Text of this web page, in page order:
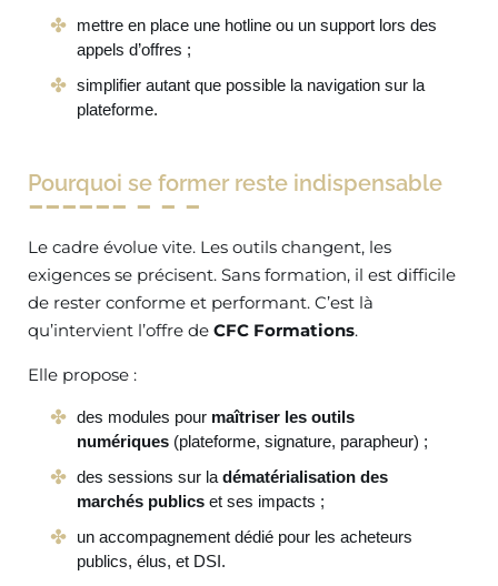
mettre en place une hotline ou un support lors des
appels d’offres ;
simplifier autant que possible la navigation sur la
plateforme.
Pourquoi se former reste indispensable
Le cadre évolue vite. Les outils changent, les
exigences se précisent. Sans formation, il est difficile
de rester conforme et performant. C’est là
qu’intervient l’offre de CFC Formations.
Elle propose :
des modules pour maîtriser les outils
numériques (plateforme, signature, parapheur) ;
des sessions sur la dématérialisation des
marchés publics et ses impacts ;
un accompagnement dédié pour les acheteurs
publics, élus, et DSI.